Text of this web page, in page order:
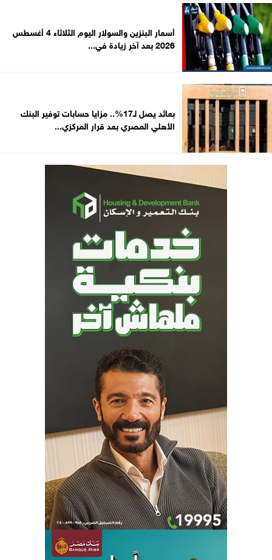
أسعار البنزين والسولار اليوم الثلاثاء 4 أغسطس
2026 بعد آخر زيادة في...
بعائد يصل لـ17%.. مزايا حسابات توفير البنك
الأهلي المصري بعد قرار المركزي...